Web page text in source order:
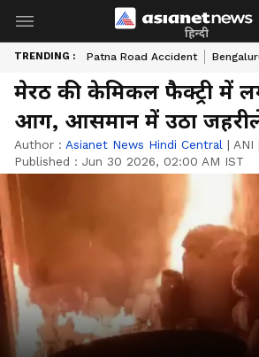
हिन्दी
TRENDING : Patna Road Accident
मेरठ की केमिकल फैक्ट्री में
आग, आसमान में उठा
Author : Asianet News Hindi Central | ANI |
Published : Jun 30 2026, 02:00 AM IST